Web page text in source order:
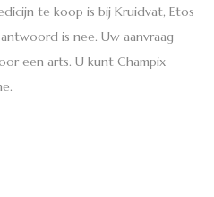
te koop is bij Kruidvat, Etos
is nee. Uw aanvraag
een arts. U kunt Champix